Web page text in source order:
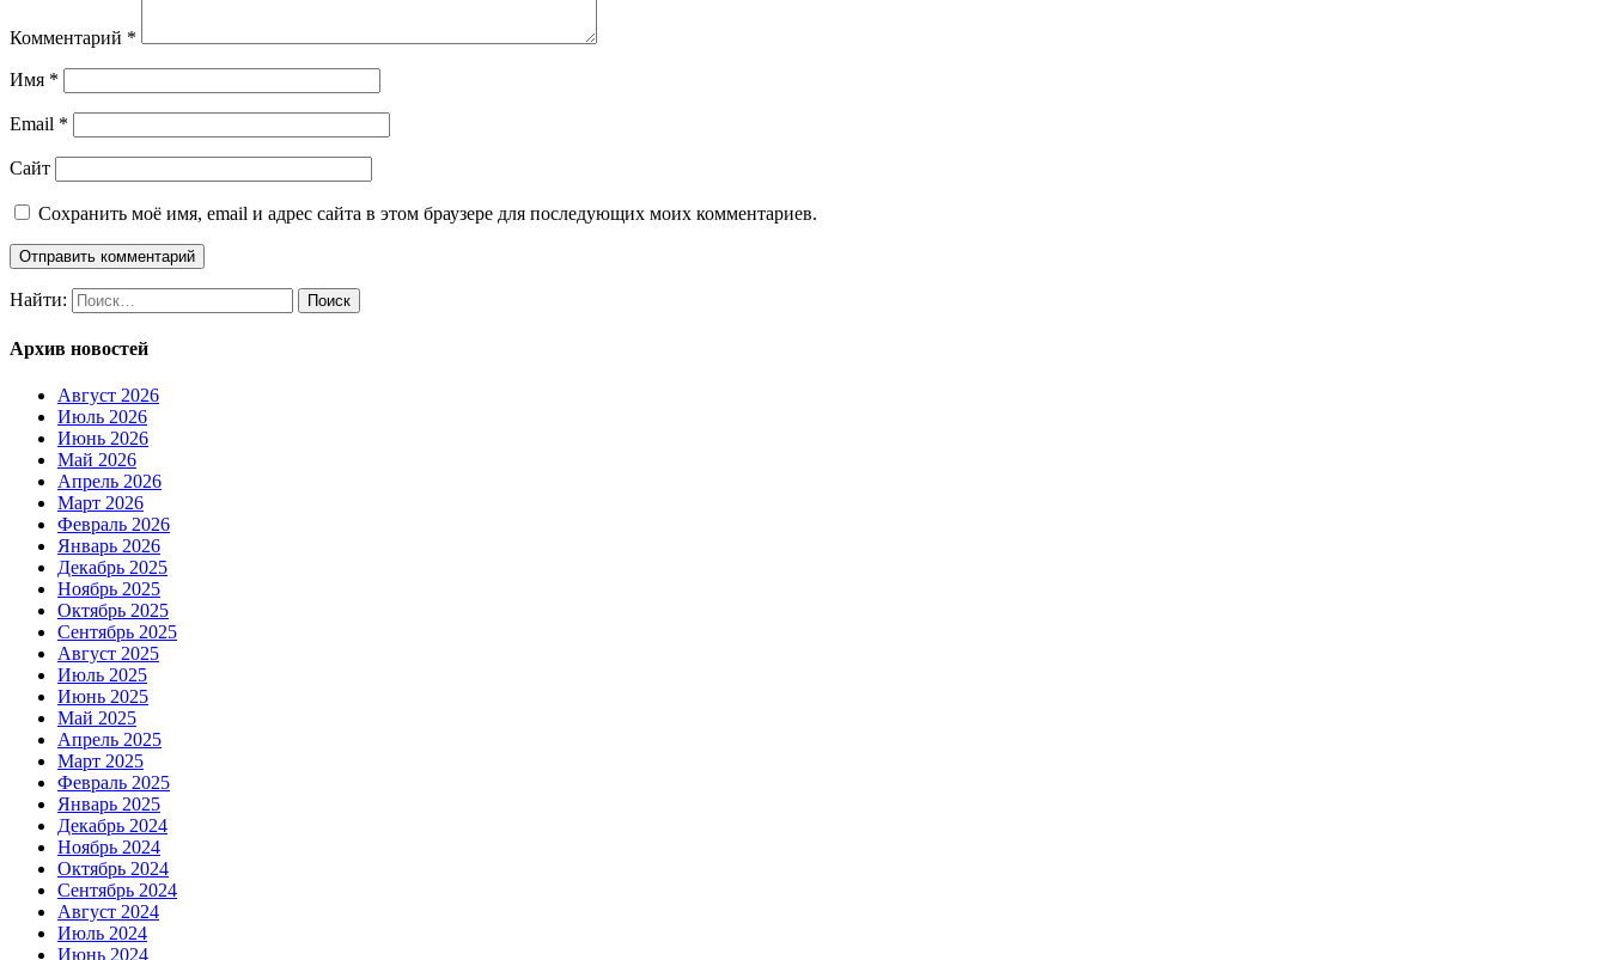
Комментарий *
Имя *
Email *
Сайт
Сохранить моё имя, email и адрес сайта в этом браузере для последующих моих комментариев.
Найти:
Архив новостей
Август 2026
Июль 2026
Июнь 2026
Май 2026
Апрель 2026
Март 2026
Февраль 2026
Январь 2026
Декабрь 2025
Ноябрь 2025
Октябрь 2025
Сентябрь 2025
Август 2025
Июль 2025
Июнь 2025
Май 2025
Апрель 2025
Март 2025
Февраль 2025
Январь 2025
Декабрь 2024
Ноябрь 2024
Октябрь 2024
Сентябрь 2024
Август 2024
Июль 2024
Июнь 2024